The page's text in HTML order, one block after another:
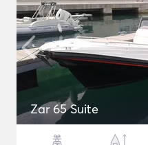
Zar 65 Suite